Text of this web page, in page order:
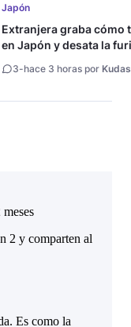
Japón
Extranjera graba cómo
en Japón y desata la
3-hace 3 horas por